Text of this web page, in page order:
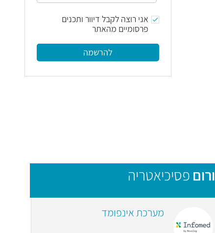
אני רוצה לקבל דיוור ותכנים
פרסומיים מהאתר
להרשמה
פסיכיאטריה
מערכת אינפומד